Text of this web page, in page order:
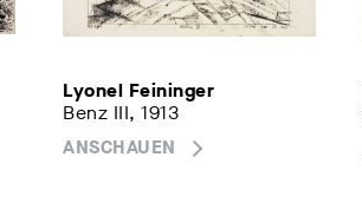
Lyonel Feininger
Benz III, 1913
ANSCHAUEN